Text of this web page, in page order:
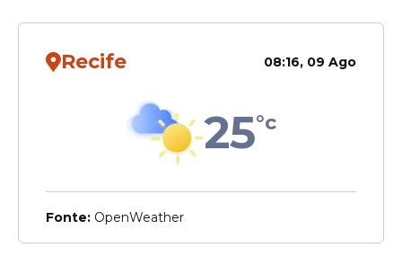
Veja Também
Agora, sob a direção de Roberto Martínez,
principais ligas da Europa. Nomes como
Bruno Fernandes, Bernardo Silva, Vitinha,
Recife 08:16, 09 Ago
25°c
Fonte: OpenWeather